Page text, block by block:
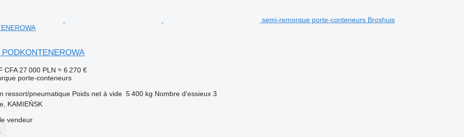
semi-remorque porte-conteneurs Broshuis
CFA 27 000 PLN ≈ 6 270 €
porte-conteneurs
ressort/pneumatique Poids net à vide 5 400 kg Nombre d'essieux 3
KAMIEŃSK
vendeur